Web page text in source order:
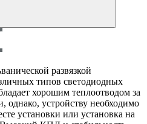
развязкой
типов светодиодных
хорошим теплоотводом за
однако, устройству необходимо
установки или установка на